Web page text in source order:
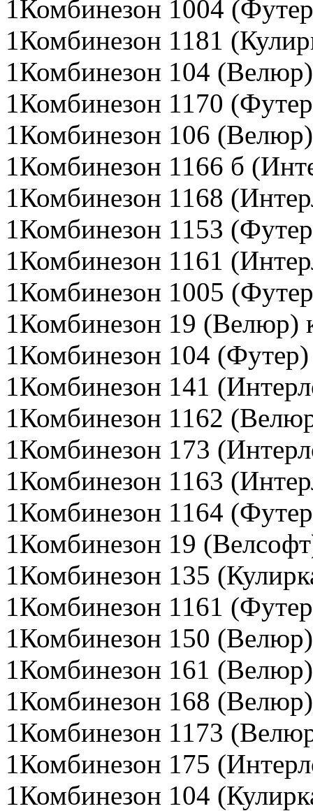
1Комбинезон 1004
1Комбинезон 1181
1Комбинезон 104
1Комбинезон 1170
1Комбинезон 106
1Комбинезон 1166 б
1Комбинезон 1168
1Комбинезон 1153
1Комбинезон 1161
1Комбинезон 1005
1Комбинезон 19 (Велюр)
1Комбинезон 104
1Комбинезон 141
1Комбинезон 1162
1Комбинезон 173
1Комбинезон 1163
1Комбинезон 1164
1Комбинезон 19
1Комбинезон 135
1Комбинезон 1161
1Комбинезон 150
1Комбинезон 161
1Комбинезон 168
1Комбинезон 1173
1Комбинезон 175
1Комбинезон 104